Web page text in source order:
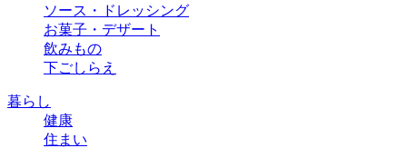
ソース・ドレッシング
お菓子・デザート
飲みもの
下ごしらえ
暮らし
健康
住まい